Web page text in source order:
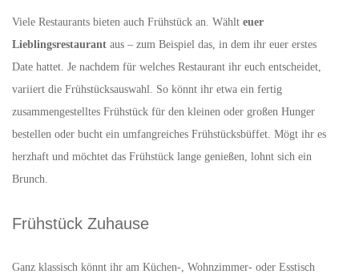
Viele Restaurants bieten auch Frühstück an. Wählt euer
Lieblingsrestaurant aus – zum Beispiel das, in dem ihr euer erstes
Date hattet. Je nachdem für welches Restaurant ihr euch entscheidet,
variiert die Frühstücksauswahl. So könnt ihr etwa ein fertig
zusammengestelltes Frühstück für den kleinen oder großen Hunger
bestellen oder bucht ein umfangreiches Frühstücksbüffet. Mögt ihr es
herzhaft und möchtet das Frühstück lange genießen, lohnt sich ein
Brunch.
Frühstück Zuhause
Ganz klassisch könnt ihr am Küchen-, Wohnzimmer- oder Esstisch